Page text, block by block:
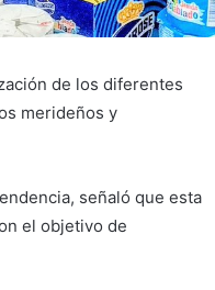
de los diferentes
merideños y
señaló que esta
el objetivo de